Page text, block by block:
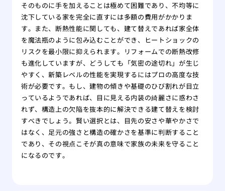
そのものに手を加えることは極めて困難であり、不均等に
沈下している家を完全に直すには多額の費用がかかりま
す。また、断熱性能に関しても、建て替えであれば家全体
を魔法瓶のように包み込むことができ、ヒートショックの
リスクを最小限に抑えられます。リフォームでの断熱改修
も進化していますが、どうしても「気密の途切れ」が生じ
やすく、新築レベルの性能を実現するにはプロの高度な技
術が必要です。もし、建物の傾きや基礎のひび割れが目立
っているようであれば、目に見える内装の綺麗さに惑わさ
れず、構造上の欠陥を抜本的に解決できる建て替えを検討
すべきでしょう。賢い選択とは、目先の安さや華やかさで
はなく、足元の強さと構造の確かさを基準に判断すること
であり、その視点こそが真の意味で家族の未来を守ること
になるのです。